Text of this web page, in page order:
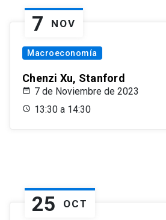
7 NOV
Macroeconomía
Chenzi Xu, Stanford
7 de Noviembre de 2023
13:30 a 14:30
25 OCT